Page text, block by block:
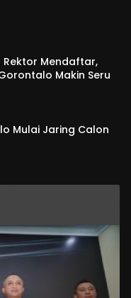
Rektor Mendaftar,
Makin Seru
Mulai Jaring Calon